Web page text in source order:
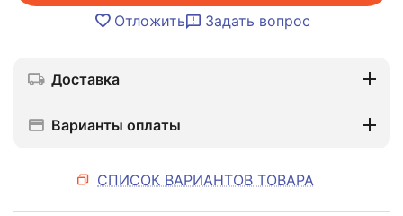
Отложить Задать вопрос
Доставка
Варианты оплаты
СПИСОК ВАРИАНТОВ ТОВАРА